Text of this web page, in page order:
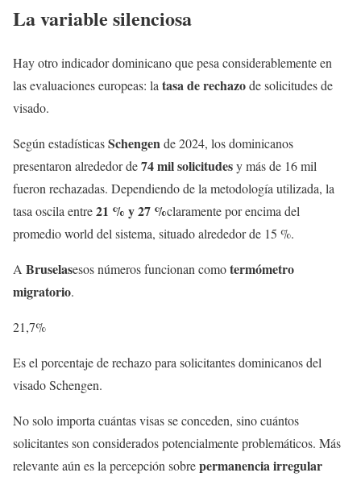
La variable silenciosa
Hay otro indicador dominicano que pesa considerablemente en
las evaluaciones europeas: la tasa de rechazode solicitudes de
visado.
Según estadísticasSchengende 2024, los dominicanos
presentaron alrededor de74 mil solicitudesy más de 16 mil
fueron rechazadas. Dependiendo de la metodología utilizada, la
tasa oscila entre21 % y 27 %claramente por encima del
promedio world del sistema, situado alrededor de 15 %.
A Bruselasesos números funcionan comotermómetro
migratorio.
21,7%
Es el porcentaje de rechazo para solicitantes dominicanos del
visado Schengen.
No solo importa cuántas visas se conceden, sino cuántos
solicitantes son considerados potencialmente problemáticos. Más
relevante aún es la percepción sobrepermanencia irregular